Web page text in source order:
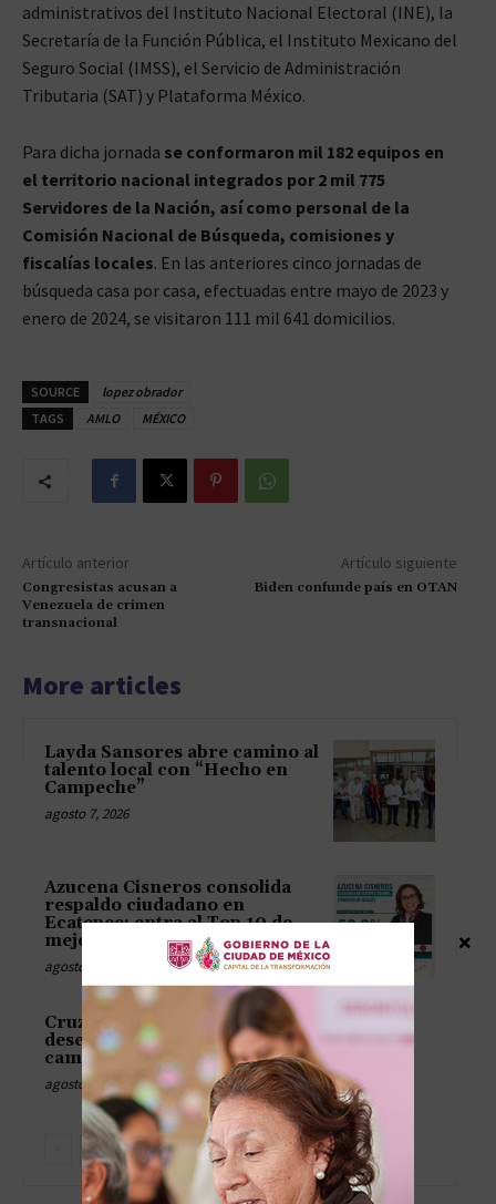
administrativos del Instituto Nacional Electoral (INE), la
Secretaría de la Función Pública, el Instituto Mexicano del
Seguro Social (IMSS), el Servicio de Administración
Tributaria (SAT) y Plataforma México.
Para dicha jornada se conformaron mil 182 equipos en
el territorio nacional integrados por 2 mil 775
Servidores de la Nación, así como personal de la
Comisión Nacional de Búsqueda, comisiones y
fiscalías locales. En las anteriores cinco jornadas de
búsqueda casa por casa, efectuadas entre mayo de 2023 y
enero de 2024, se visitaron 111 mil 641 domicilios.
SOURCE
lopez obrador
TAGS
AMLO MÉXICO
Artículo anterior
Congresistas acusan a
Venezuela de crimen
transnacional
Artículo siguiente
Biden confunde país en OTAN
More articles
Layda Sansores abre camino al
talento local con “Hecho en
Campeche”
agosto 7, 2026
Azucena Cisneros consolida
respaldo ciudadano en
Ecatepec; entra al Top 10 de
mejores alcaldesas
agosto 7, 2026
Cruz Pérez Cuéllar acusa
desesperación del PAN por
campaña contra Morena
agosto 7, 2026
×